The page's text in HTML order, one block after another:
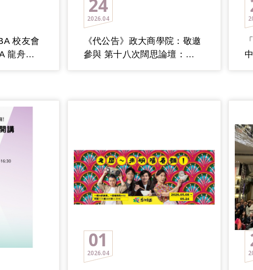
校友會
龍舟錦
24
04
2026
《代公告》政大商學院：敬邀
參與 第十八次闊思論壇：
01
04
2026